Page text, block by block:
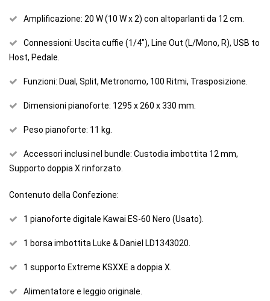
Amplificazione: 20 W (10 W x 2) con altoparlanti da 12 cm.
Connessioni: Uscita cuffie (1/4"), Line Out (L/Mono, R), USB to
Host, Pedale.
Funzioni: Dual, Split, Metronomo, 100 Ritmi, Trasposizione.
Dimensioni pianoforte: 1295 x 260 x 330 mm.
Peso pianoforte: 11 kg.
Accessori inclusi nel bundle: Custodia imbottita 12 mm,
Supporto doppia X rinforzato.
Contenuto della Confezione:
1 pianoforte digitale Kawai ES-60 Nero (Usato).
1 borsa imbottita Luke & Daniel LD1343020.
1 supporto Extreme KSXXE a doppia X.
Alimentatore e leggio originale.